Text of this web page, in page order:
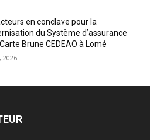
en conclave pour la
du Système d’assurance
Brune CEDEAO à Lomé
2026